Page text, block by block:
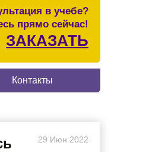
в учебе?
прямо сейчас!
ЗАКАЗАТЬ
Контакты
29 Июн 2022